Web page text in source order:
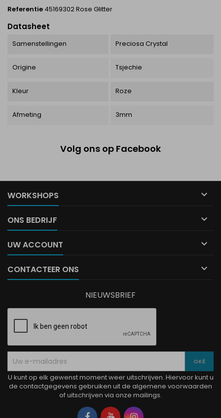
Referentie 45169302 Rose Glitter
Datasheet
Samenstellingen Preciosa Crystal
Origine Tsjechie
Kleur Roze
Afmeting 3mm
Volg ons op Facebook
WORKSHOPS 
ONS BEDRIJF 
UW ACCOUNT 
CONTACTEER ONS 
NIEUWSBRIEF
U kunt op elk gewenst moment weer uitschrijven. Hiervoor kunt u
de contactgegevens gebruiken uit de algemene voorwaarden
of uitschrijven via onze mailings.